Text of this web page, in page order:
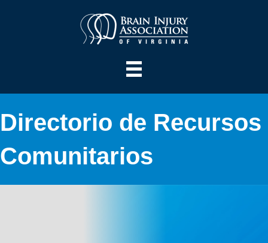
Directorio de Recursos
Comunitarios